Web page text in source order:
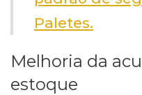
Paletes.
Melhoria da
estoque